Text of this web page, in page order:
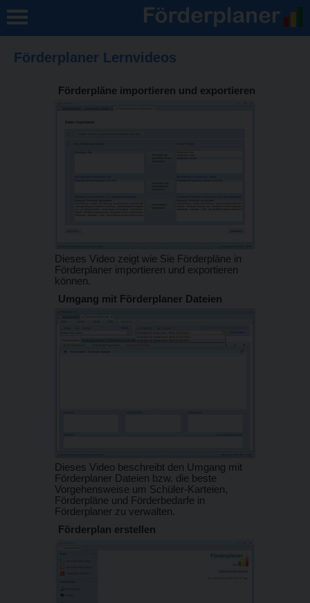
Förderplaner Lernvideos
Förderpläne importieren und exportieren
Dieses Video zeigt wie Sie Förderpläne in
Förderplaner importieren und exportieren
können.
Umgang mit Förderplaner Dateien
Dieses Video beschreibt den Umgang mit
Förderplaner Dateien bzw. die beste
Vorgehensweise um Schüler-Karteien,
Förderpläne und Förderbedarfe in
Förderplaner zu verwalten.
Förderplan erstellen